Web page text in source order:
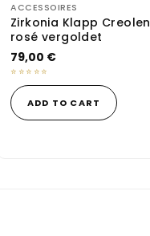
ACCESSOIRES
Zirkonia Klapp Creolen
rosé vergoldet
79,00 €
ADD TO CART